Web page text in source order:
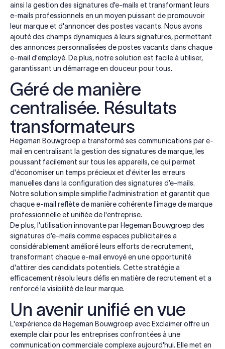
ainsi la gestion des signatures d’e-mails et transformant leurs
e-mails professionnels en un moyen puissant de promouvoir
leur marque et d'annoncer des postes vacants. Nous avons
ajouté des champs dynamiques à leurs signatures, permettant
des annonces personnalisées de postes vacants dans chaque
e-mail d'employé. De plus, notre solution est facile à utiliser,
garantissant un démarrage en douceur pour tous.
Géré de manière
centralisée. Résultats
transformateurs
Hegeman Bouwgroep a transformé ses communications par e-
mail en centralisant la gestion des signatures de marque, les
poussant facilement sur tous les appareils, ce qui permet
d'économiser un temps précieux et d'éviter les erreurs
manuelles dans la configuration des signatures d’e-mails.
Notre solution simple simplifie l'administration et garantit que
chaque e-mail reflète de manière cohérente l'image de marque
professionnelle et unifiée de l'entreprise.
De plus, l'utilisation innovante par Hegeman Bouwgroep des
signatures d’e-mails comme espaces publicitaires a
considérablement amélioré leurs efforts de recrutement,
transformant chaque e-mail envoyé en une opportunité
d'attirer des candidats potentiels. Cette stratégie a
efficacement résolu leurs défis en matière de recrutement et a
renforcé la visibilité de leur marque.
Un avenir unifié en vue
L'expérience de Hegeman Bouwgroep avec Exclaimer offre un
exemple clair pour les entreprises confrontées à une
communication commerciale complexe aujourd'hui. Elle met en